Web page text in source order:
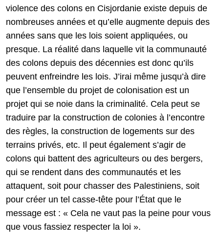
violence des colons en Cisjordanie existe depuis de
nombreuses années et qu’elle augmente depuis des
années sans que les lois soient appliquées, ou
presque. La réalité dans laquelle vit la communauté
des colons depuis des décennies est donc qu’ils
peuvent enfreindre les lois. J’irai même jusqu’à dire
que l’ensemble du projet de colonisation est un
projet qui se noie dans la criminalité. Cela peut se
traduire par la construction de colonies à l’encontre
des règles, la construction de logements sur des
terrains privés, etc. Il peut également s’agir de
colons qui battent des agriculteurs ou des bergers,
qui se rendent dans des communautés et les
attaquent, soit pour chasser des Palestiniens, soit
pour créer un tel casse-tête pour l’État que le
message est : « Cela ne vaut pas la peine pour vous
que vous fassiez respecter la loi ».